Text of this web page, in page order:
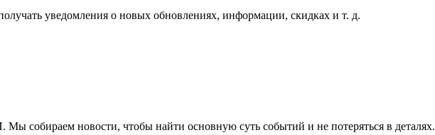
уведомления о новых обновлениях, информации, скидках и т. д.
Мы собираем новости, чтобы найти основную суть событий и не потеряться в деталях.